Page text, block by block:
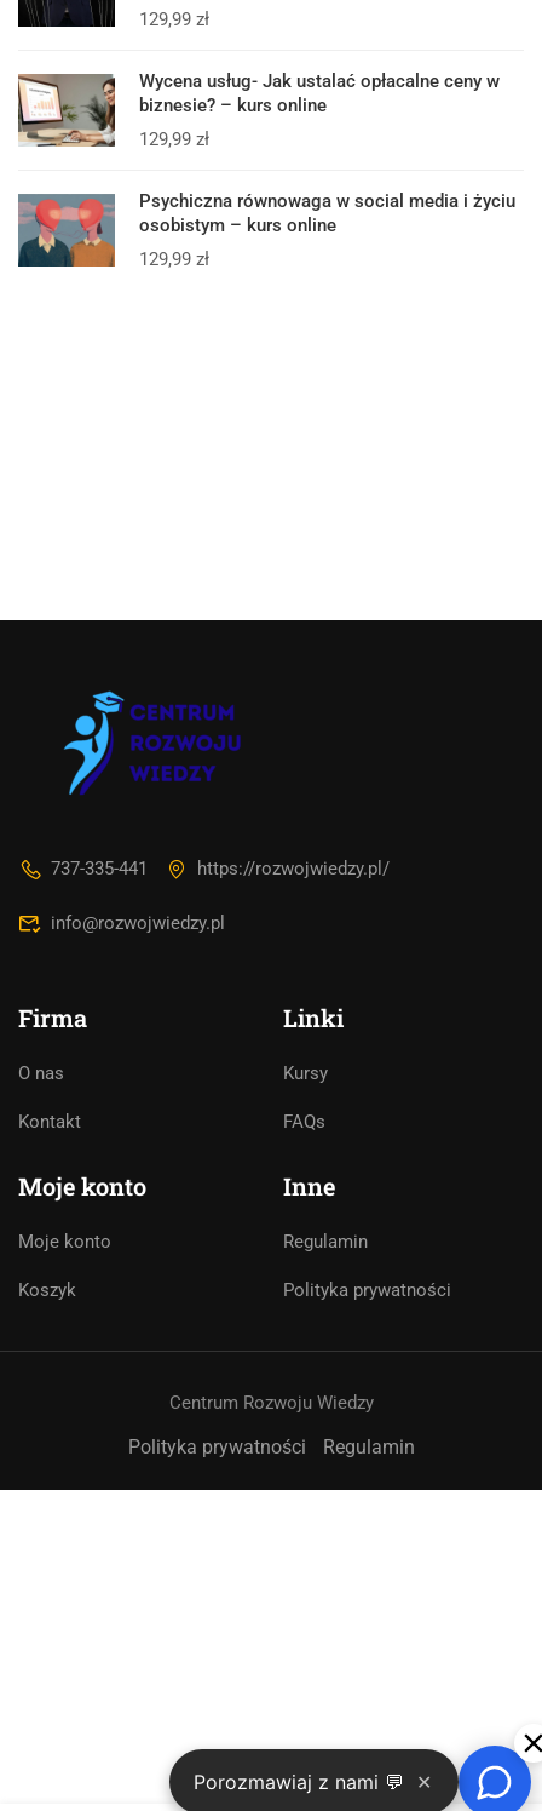
129,99 zł
Wycena usług- Jak ustalać opłacalne ceny w
biznesie? – kurs online
129,99 zł
Psychiczna równowaga w social media i życiu
osobistym – kurs online
129,99 zł
737-335-441 https://rozwojwiedzy.pl/
info@rozwojwiedzy.pl
Firma
O nas
Kontakt
Linki
Kursy
FAQs
Moje konto
Moje konto
Koszyk
Inne
Regulamin
Polityka prywatności
Centrum Rozwoju Wiedzy
Polityka prywatności Regulamin
Porozmawiaj z nami 💬 ✕
asystentem AI. Jak mogę Ci pomóc?